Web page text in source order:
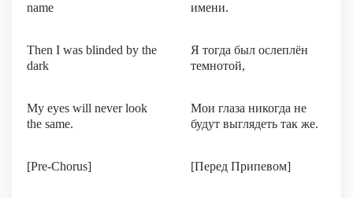
name
имени.
Then I was blinded by the
dark
Я тогда был ослеплён
темнотой,
My eyes will never look
the same.
Мои глаза никогда не
будут выглядеть так же.
[Pre-Chorus] [Перед Припевом]